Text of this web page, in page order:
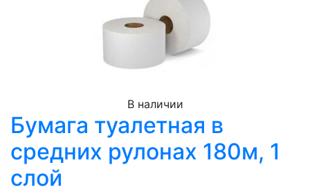
В наличии
Бумага туалетная в
средних рулонах 180м, 1
слой